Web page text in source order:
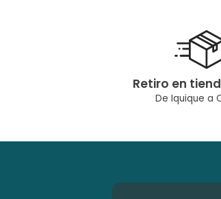
Retiro en
De Iquique a